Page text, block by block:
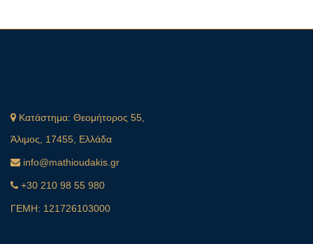
Κατάστημα: Θεομήτορος 55,
Άλιμος, 17455, Ελλάδα
info@mathioudakis.gr
+30 210 98 55 980
ΓΕΜΗ: 121726103000